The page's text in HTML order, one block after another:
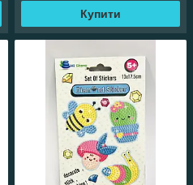
Купити